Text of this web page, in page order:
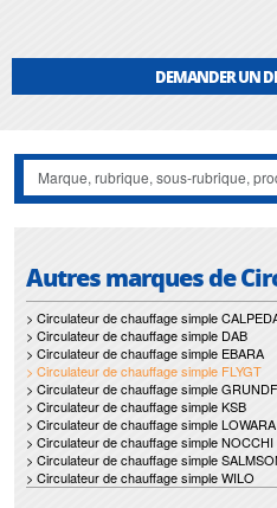
Nous sommes spécialisés dans les
nous garantissons une livraison rapide.
DEMANDER UN
Autres marques de
> Circulateur de chauffage simple
> Circulateur de chauffage simple DAB
> Circulateur de chauffage simple EBARA
> Circulateur de chauffage simple FLYGT
> Circulateur de chauffage simple
> Circulateur de chauffage simple KSB
> Circulateur de chauffage simple LOWARA
> Circulateur de chauffage simple NOCCHI
> Circulateur de chauffage simple
> Circulateur de chauffage simple WILO